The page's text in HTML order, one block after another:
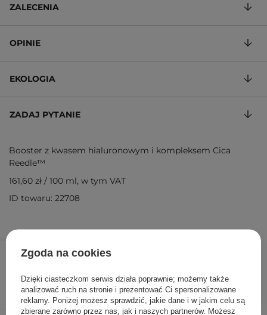
80,80 zł 95,00 zł
DODAJ DO KOSZYKA
ZALECENIA
OPINIE
EKOLOGIA
ZADAJ PYTANIE
Booster z kwasem hialuronowym i kompleksem Cica
Reedle™
161,60 zł / 100 ml, w tym VAT
ID towaru: 22708
Zgoda na cookies
Dzięki ciasteczkom serwis działa poprawnie; możemy także
analizować ruch na stronie i prezentować Ci spersonalizowane
reklamy. Poniżej możesz sprawdzić, jakie dane i w jakim celu są
zbierane zarówno przez nas, jak i naszych partnerów. Możesz